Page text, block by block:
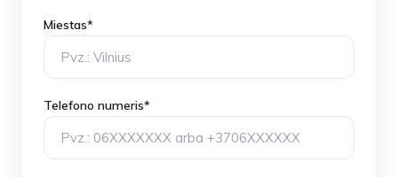
Miestas*
Telefono numeris*